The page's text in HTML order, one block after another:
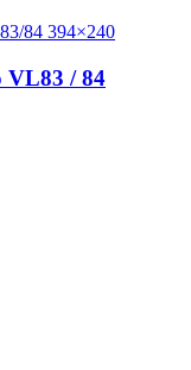
VL83 / 84